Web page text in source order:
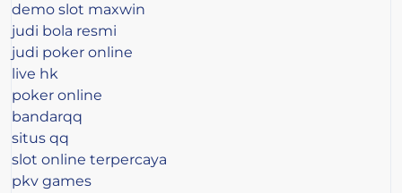
demo slot maxwin
judi bola resmi
judi poker online
live hk
poker online
bandarqq
situs qq
slot online terpercaya
pkv games